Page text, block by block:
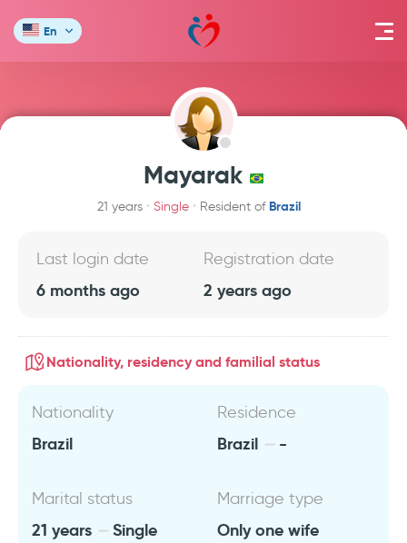
En
Mayarak
21 years Single Resident of Brazil
Last login date
6 months ago
Registration date
2 years ago
Nationality, residency and familial status
Nationality
Brazil
Residence
Brazil -
Marital status
21 years
Single
Marriage type
Only one wife